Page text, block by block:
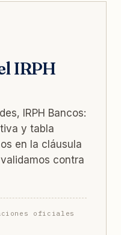
IRPH
IRPH Bancos:
y tabla
en la cláusula
contra
oficiales